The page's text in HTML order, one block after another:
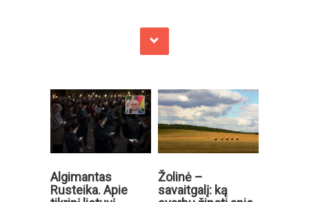
Algimantas
Rusteika. Apie
Žolinė –
savaitgalį: ką